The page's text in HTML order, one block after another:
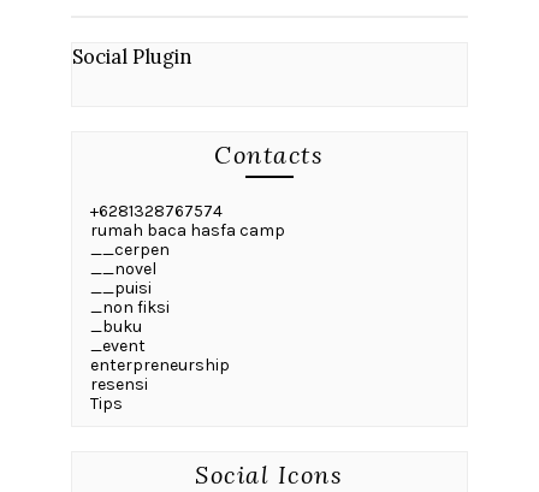
Social Plugin
Contacts
+6281328767574
rumah baca hasfa camp
__cerpen
__novel
__puisi
_non fiksi
_buku
_event
enterpreneurship
resensi
Tips
Social Icons